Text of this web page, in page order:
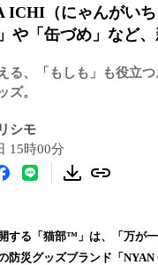
ICHI（にゃんがい
や「缶づめ」など
る、「もしも」も役立
ズ。
シモ
15時00分
する「猫部™」は、「万が
防災グッズブランド「